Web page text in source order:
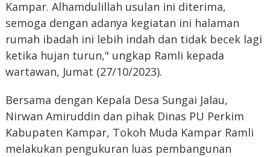
Kampar. Alhamdulillah usulan ini diterima,
semoga dengan adanya kegiatan ini halaman
rumah ibadah ini lebih indah dan tidak becek lagi
ketika hujan turun," ungkap Ramli kepada
wartawan, Jumat (27/10/2023).
Bersama dengan Kepala Desa Sungai Jalau,
Nirwan Amiruddin dan pihak Dinas PU Perkim
Kabupaten Kampar, Tokoh Muda Kampar Ramli
melakukan pengukuran luas pembangunan